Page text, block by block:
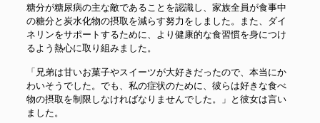
糖分が糖尿病の主な敵であることを認識し、家族全員が食事中
の糖分と炭水化物の摂取を減らす努力をしました。また、ダイ
ネリンをサポートするために、より健康的な食習慣を身につけ
るよう熱心に取り組みました。
「兄弟は甘いお菓子やスイーツが大好きだったので、本当にか
わいそうでした。でも、私の症状のために、彼らは好きな食べ
物の摂取を制限しなければなりませんでした。」と彼女は言い
ました。